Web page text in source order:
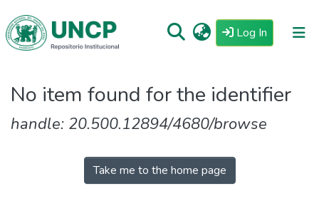
Log In (current)
Repositorio
Estadisticas
No item found for the identifier
handle: 20.500.12894/4680/browse
Take me to the home page